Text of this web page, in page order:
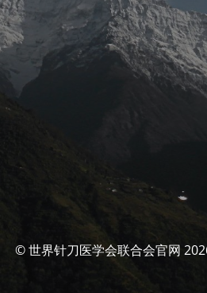
© 世界针刀医学会联合会官网